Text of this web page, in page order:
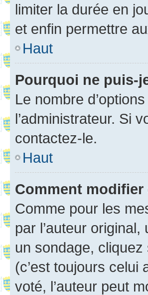
limiter la durée en
et enfin permettre
Haut
Pourquoi ne puis-
Le nombre
l’administrateur. Si
contactez-le.
Haut
Comment
Comme pour les
par l’auteur
un sondage,
(c’est toujours celui
voté, l’auteur peut